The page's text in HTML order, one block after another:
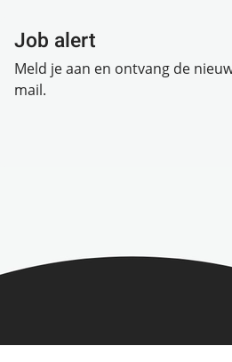
Job alert
Meld je aan en ontvang de
mail.